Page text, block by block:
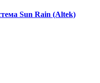
Sun Rain (Altek)